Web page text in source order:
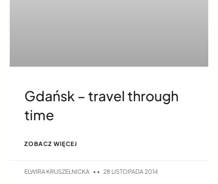
Gdańsk – travel through
time
ZOBACZ WIĘCEJ
ELWIRA KRUSZELNICKA 28 LISTOPADA 2014